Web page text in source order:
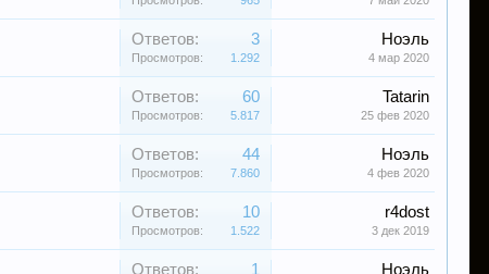
Ответов: 3
Просмотров: 1.292
Ноэль
4 мар 2020
Ответов: 60
Просмотров: 5.817
Tatarin
25 фев 2020
Ответов: 44
Просмотров: 7.860
Ноэль
4 фев 2020
Ответов: 10
Просмотров: 1.522
r4dost
3 дек 2019
Ответов: 1 Ноэль